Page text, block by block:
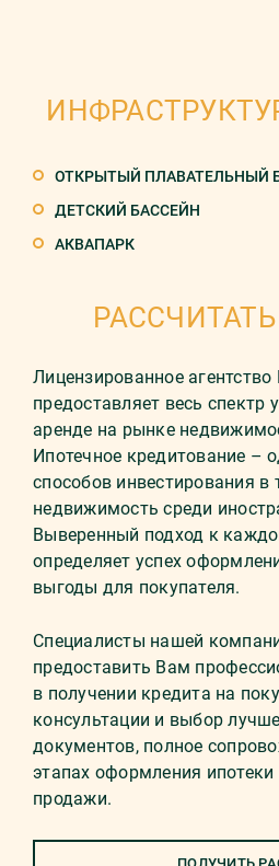
ОТКРЫТЫЙ ПЛАВАТЕЛЬНЫЙ
ДЕТСКИЙ БАССЕЙН
АКВАПАРК
Лицензированное агентство
предоставляет весь спектр
аренде на рынке
Ипотечное кредитование –
способов инвестирования в
недвижимость среди
Выверенный подход к
определяет успех
выгоды для покупателя.
Специалисты нашей
предоставить Вам
в получении кредита на
консультации и выбор
документов, полное
этапах оформления ипотеки
продажи.